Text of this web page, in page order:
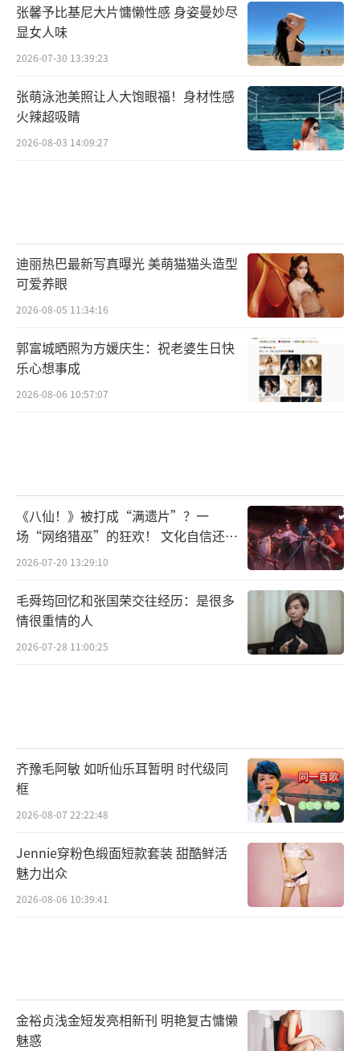
张馨予比基尼大片慵懒性感 身姿曼妙尽
显女人味
2026-07-30 13:39:23
张萌泳池美照让人大饱眼福！身材性感
火辣超吸睛
2026-08-03 14:09:27
迪丽热巴最新写真曝光 美萌猫猫头造型
可爱养眼
2026-08-05 11:34:16
郭富城晒照为方媛庆生：祝老婆生日快
乐心想事成
2026-08-06 10:57:07
《八仙！》被打成“满遗片”？一
场“网络猎巫”的狂欢！ 文化自信还是
焦虑？
2026-07-20 13:29:10
毛舜筠回忆和张国荣交往经历：是很多
情很重情的人
2026-07-28 11:00:25
齐豫毛阿敏 如听仙乐耳暂明 时代级同
框
2026-08-07 22:22:48
Jennie穿粉色缎面短款套装 甜酷鲜活
魅力出众
2026-08-06 10:39:41
金裕贞浅金短发亮相新刊 明艳复古慵懒
魅惑